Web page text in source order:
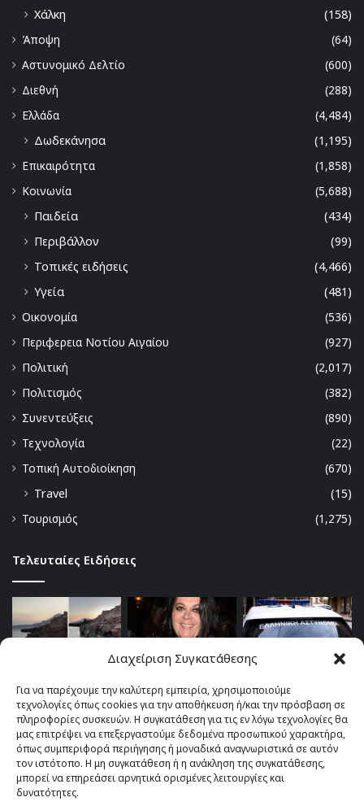
Διαχείριση Συγκατάθεσης
Για να παρέχουμε την καλύτερη εμπειρία, χρησιμοποιούμε
τεχνολογίες όπως cookies για την αποθήκευση ή/και την πρόσβαση σε
πληροφορίες συσκευών. Η συγκατάθεση για τις εν λόγω τεχνολογίες θα
μας επιτρέψει να επεξεργαστούμε δεδομένα προσωπικού χαρακτήρα,
όπως συμπεριφορά περιήγησης ή μοναδικά αναγνωριστικά σε αυτόν
τον ιστότοπο. Η μη συγκατάθεση ή η ανάκληση της συγκατάθεσης,
μπορεί να επηρεάσει αρνητικά ορισμένες λειτουργίες και
δυνατότητες.
Χάλκη
(158)
Άποψη
(64)
Αστυνομικό Δελτίο
(600)
Διεθνή
(288)
Ελλάδα
(4,484)
Δωδεκάνησα
(1,195)
Επικαιρότητα
(1,858)
Κοινωνία
(5,688)
Παιδεία
(434)
Περιβάλλον
(99)
Τοπικές ειδήσεις
(4,466)
Υγεία
(481)
Οικονομία
(536)
Περιφερεια Νοτίου Αιγαίου
(927)
Πολιτική
(2,017)
Πολιτισμός
(382)
Συνεντεύξεις
(890)
Τεχνολογία
(22)
Τοπική Αυτοδιοίκηση
(670)
Travel
(15)
Τουρισμός
(1,275)
Τελευταίες Ειδήσεις